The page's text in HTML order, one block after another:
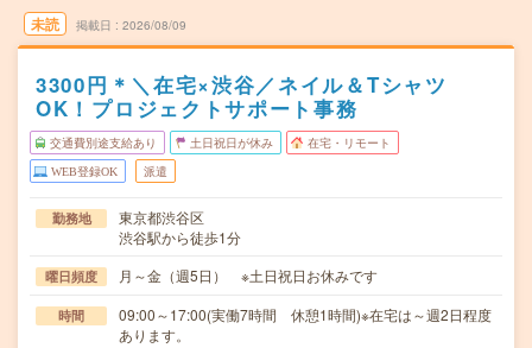
未読 掲載日 2026/08/09
3300円＊＼在宅×渋谷／ネイル＆Tシャツ
OK！プロジェクトサポート事務
交通費別途支給あり 土日祝日が休み 在宅・リモート
WEB登録OK 派遣
勤務地
東京都渋谷区
渋谷駅から徒歩1分
曜日頻度 月～金（週5日） ※土日祝日お休みです
時間
09:00～17:00(実働7時間 休憩1時間)※在宅は～週2日程度
あります。